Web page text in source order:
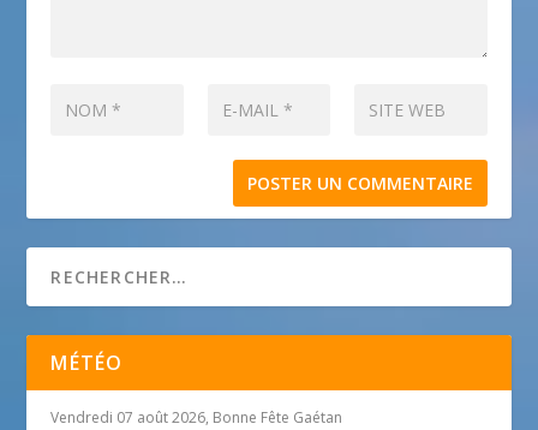
MÉTÉO
Vendredi 07 août 2026, Bonne Fête Gaétan